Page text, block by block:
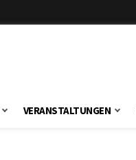
VERANSTALTUNGEN